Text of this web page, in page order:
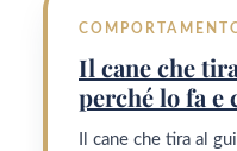
Il cane che
perché lo fa e
Il cane che tira al